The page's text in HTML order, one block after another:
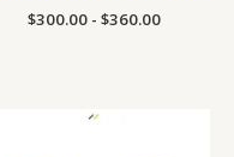
$300.00 - $360.00Rango